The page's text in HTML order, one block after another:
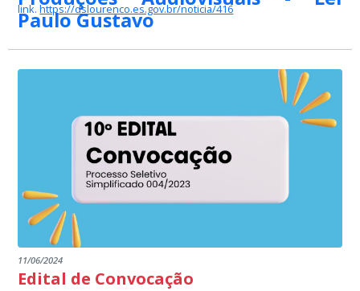
Paulo Gustavo
O Município de Divino de São Lourenço, por intermédio da
Secretaria Municipal de Cultura, DIVULGA a lista de aprovados
nos EDITAL MUNICIPAL 01/2024 PARA FOMENTO À PRODUÇÕES
AUDIOVISUAIS.
link.https://dslourenco.es.gov.br/noticia/416
11/06/2024
Edital de Convocação